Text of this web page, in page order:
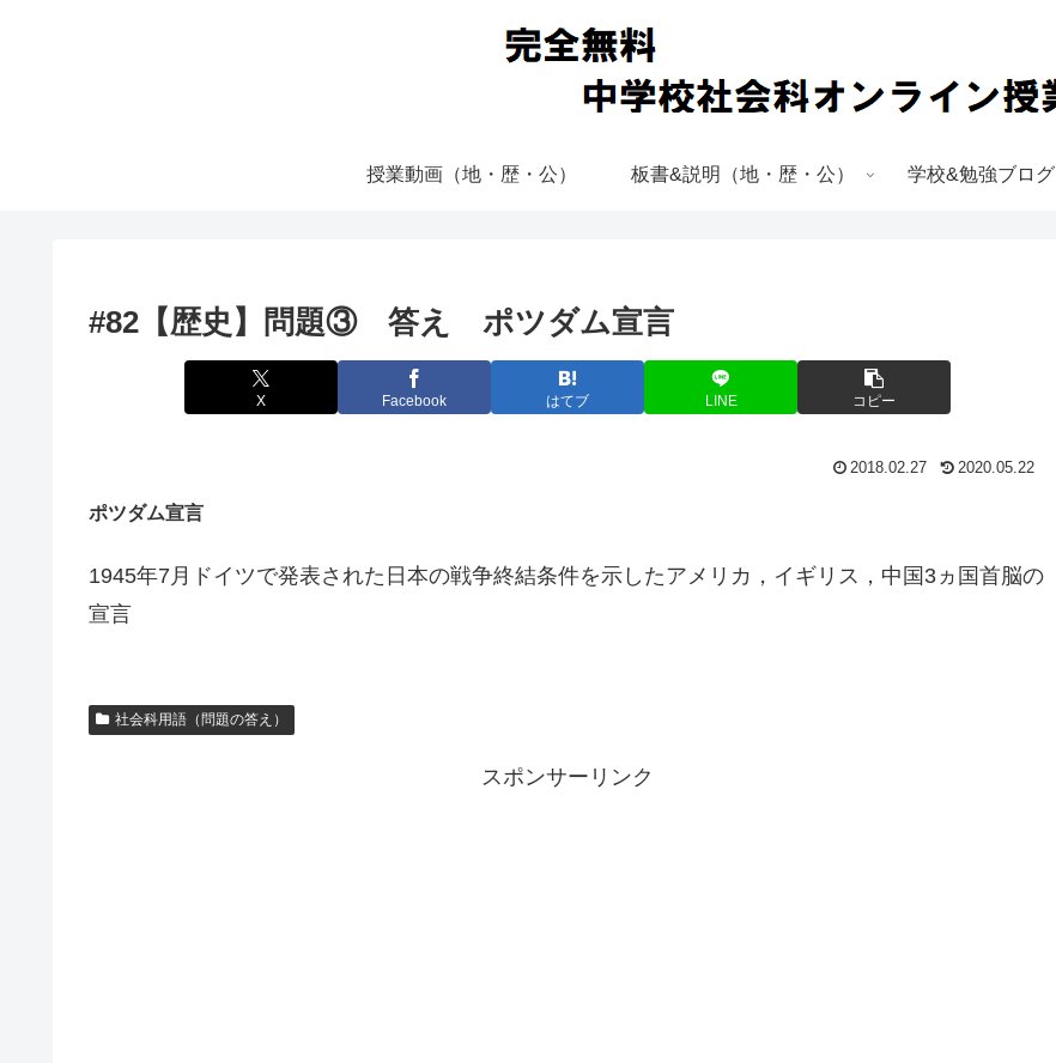
授業動画（地・歴・公） 板書&説明（地・歴・公） 学校&勉強ブログ
#82【歴史】問題③ 答え ポツダム宣言
X Facebook はてブ LINE コピー
2018.02.27 2020.05.22
ポツダム宣言
1945年7月ドイツで発表された日本の戦争終結条件を示したアメリカ，イギリス，中国3ヵ国首脳の
宣言
社会科用語（問題の答え）
スポンサーリンク